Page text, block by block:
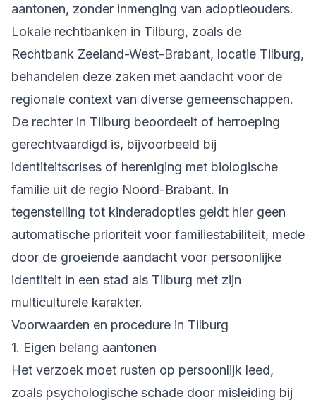
aantonen, zonder inmenging van adoptieouders.
Lokale rechtbanken in Tilburg, zoals de
Rechtbank Zeeland-West-Brabant, locatie Tilburg,
behandelen deze zaken met aandacht voor de
regionale context van diverse gemeenschappen.
De rechter in Tilburg beoordeelt of herroeping
gerechtvaardigd is, bijvoorbeeld bij
identiteitscrises of hereniging met biologische
familie uit de regio Noord-Brabant. In
tegenstelling tot kinderadopties geldt hier geen
automatische prioriteit voor familiestabiliteit, mede
door de groeiende aandacht voor persoonlijke
identiteit in een stad als Tilburg met zijn
multiculturele karakter.
Voorwaarden en procedure in Tilburg
1. Eigen belang aantonen
Het verzoek moet rusten op persoonlijk leed,
zoals psychologische schade door misleiding bij